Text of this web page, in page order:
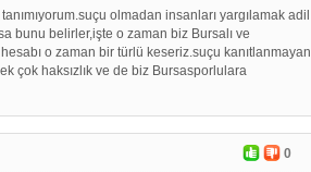
olmadan insanları yargılamak adil
bunu belirler,işte o zaman biz Bursalı ve
o zaman bir türlü keseriz.suçu kanıtlanmayan
çok haksızlık ve de biz Bursasporlulara
0